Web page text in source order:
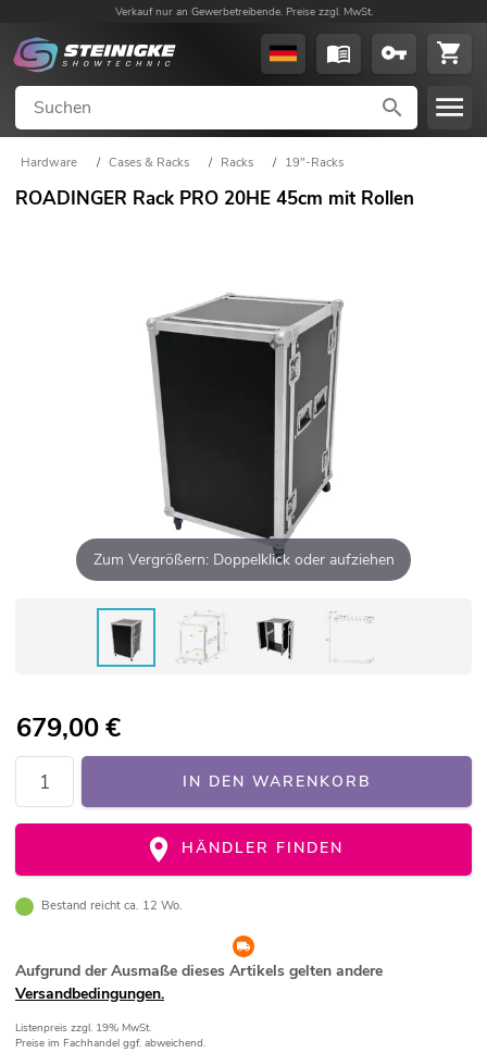
Verkauf nur an Gewerbetreibende. Preise zzgl. MwSt.
Hardware / Cases & Racks / Racks / 19"-Racks
ROADINGER Rack PRO 20HE 45cm mit Rollen
Zum Vergrößern: Doppelklick oder aufziehen
679,00€
IN DEN WARENKORB
HÄNDLER FINDEN
Bestand reicht ca. 12 Wo.
Aufgrund der Ausmaße dieses Artikels gelten andere
Versandbedingungen.
Listenpreis zzgl. 19% MwSt.
Preise im Fachhandel ggf. abweichend.